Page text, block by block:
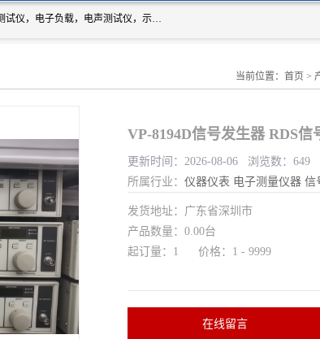
深圳市新胜科电子仪器科技有限公司主要经营：音频分析仪，网络分析仪，频谱测试仪，电子负载，电声测试仪，示波器，EMC电磁兼容测，调制分析仪，LCR测量仪，数字电桥，三相标准源，音频扫频仪，时钟检测仪，信号发生器，电子表，万用表，功率计，喇叭测试仪，综合测试仪等；深圳市新胜科电子仪器科技有限公司希望能与您成为合作伙伴
当前位置： 首页 >
VP-8194D信号发生器 RDS信
更新时间：2026-08-06 浏览数：649
所属行业： 仪器仪表 电子测量仪器 信
发货地址：广东省深圳市
产品数量：0.00台
起订量：1 价格：1 - 9999
在线留言